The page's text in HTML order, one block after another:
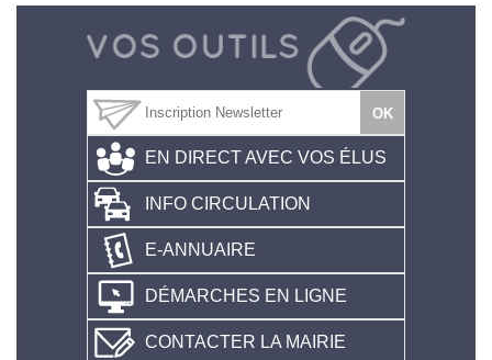
EN DIRECT AVEC VOS ÉLUS
INFO CIRCULATION
E-ANNUAIRE
DÉMARCHES EN LIGNE
CONTACTER LA MAIRIE